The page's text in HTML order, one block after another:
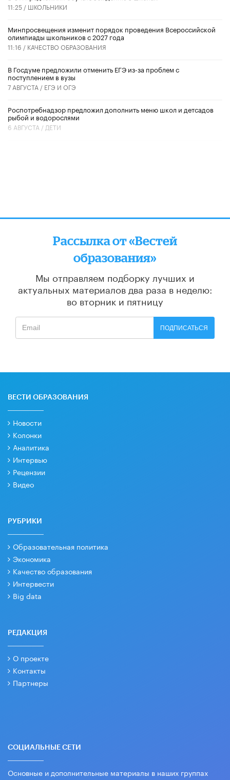
11:25 / ШКОЛЬНИКИ
Минпросвещения изменит порядок проведения Всероссийской
олимпиады школьников с 2027 года
11:16 / КАЧЕСТВО ОБРАЗОВАНИЯ
В Госдуме предложили отменить ЕГЭ из-за проблем с
поступлением в вузы
7 АВГУСТА / ЕГЭ И ОГЭ
Роспотребнадзор предложил дополнить меню школ и детсадов
рыбой и водорослями
6 АВГУСТА / ДЕТИ
Рассылка от «Вестей
образования»
Мы отправляем подборку лучших и
актуальных материалов два раза в неделю:
во вторник и пятницу
ПОДПИСАТЬСЯ
ВЕСТИ ОБРАЗОВАНИЯ
Новости
Колонки
Аналитика
Интервью
Рецензии
Видео
РУБРИКИ
Образовательная политика
Экономика
Качество образования
Интервести
Big data
РЕДАКЦИЯ
О проекте
Контакты
Партнеры
СОЦИАЛЬНЫЕ СЕТИ
Основные и дополнительные материалы в наших группах